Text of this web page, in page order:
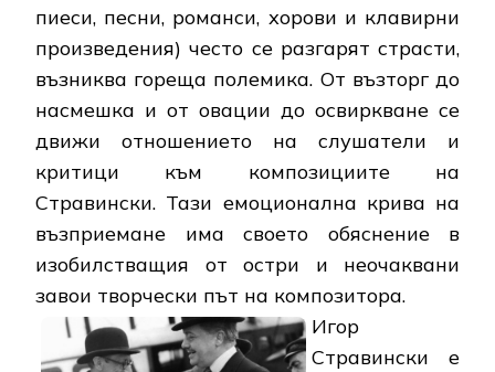
пиеси, песни, романси, хорови и клавирни
произведения) често се разгарят страсти,
възниква гореща полемика. От възторг до
насмешка и от овации до освиркване се
движи отношението на слушатели и
критици към композициите на
Стравински. Тази емоционална крива на
възприемане има своето обяснение в
изобилстващия от остри и неочаквани
завои творчески път на композитора.
Игор
Стравински е